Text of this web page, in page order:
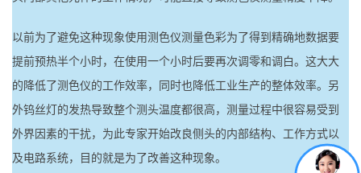
以前为了避免这种现象使用测色仪测量色彩为了得到精确地数据要
提前预热半个小时，在使用一个小时后要再次调零和调白。这大大
的降低了测色仪的工作效率，同时也降低工业生产的整体效率。另
外钨丝灯的发热导致整个测头温度都很高，测量过程中很容易受到
外界因素的干扰，为此专家开始改良侧头的内部结构、工作方式以
及电路系统，目的就是为了改善这种现象。